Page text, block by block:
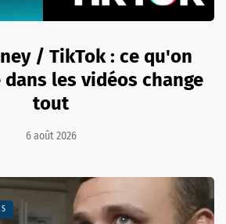
/ TikTok : ce qu'on
les vidéos change
tout
6 août 2026